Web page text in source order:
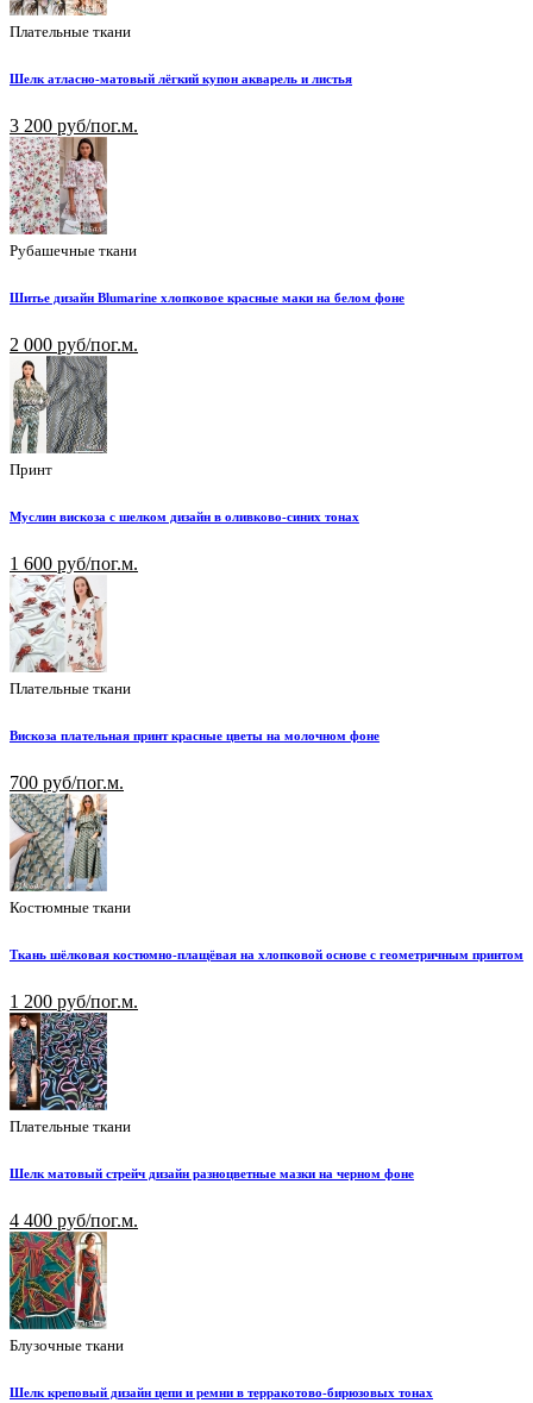
Плательные ткани
Шелк атласно-матовый лёгкий купон акварель и листья
3 200 руб/пог.м.
Рубашечные ткани
Шитье дизайн Blumarine хлопковое красные маки на белом фоне
2 000 руб/пог.м.
Принт
Муслин вискоза с шелком дизайн в оливково-синих тонах
1 600 руб/пог.м.
Плательные ткани
Вискоза плательная принт красные цветы на молочном фоне
700 руб/пог.м.
Костюмные ткани
Ткань шёлковая костюмно-плащёвая на хлопковой основе с геометричным принтом
1 200 руб/пог.м.
Плательные ткани
Шелк матовый стрейч дизайн разноцветные мазки на черном фоне
4 400 руб/пог.м.
Блузочные ткани
Шелк креповый дизайн цепи и ремни в терракотово-бирюзовых тонах